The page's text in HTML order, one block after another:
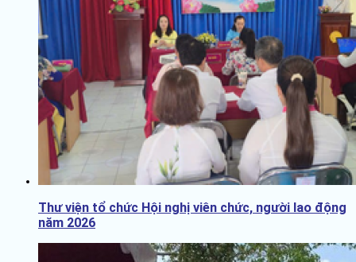
Thư viện tổ chức Hội nghị viên chức, người lao động
năm 2026